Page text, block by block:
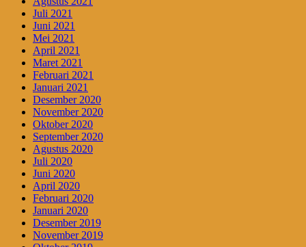
Juli 2021
Juni 2021
Mei 2021
April 2021
Maret 2021
Februari 2021
Januari 2021
Desember 2020
November 2020
Oktober 2020
September 2020
Agustus 2020
Juli 2020
Juni 2020
April 2020
Februari 2020
Januari 2020
Desember 2019
November 2019